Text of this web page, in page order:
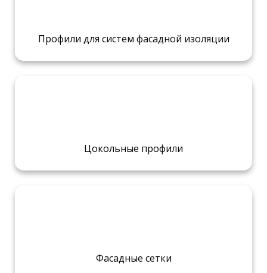
Профили для систем фасадной изоляции
Цокольные профили
Фасадные сетки